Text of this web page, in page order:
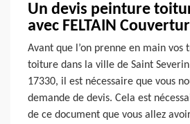
Un devis peinture
avec FELTAIN
Avant que l’on prenne en main vos
toiture dans la ville de Saint
17330, il est nécessaire que vous
demande de devis. Cela est
de ce document que vous allez